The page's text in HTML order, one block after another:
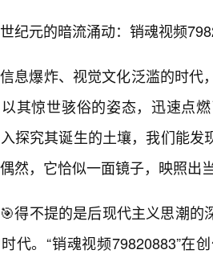
纪元的暗流涌动：销魂视频
息爆炸、视觉文化泛滥的时代
其惊世骇俗的姿态，迅速点
探究其诞生的土壤，我们能
然，它恰似一面镜子，映照出
得不提的是后现代主义思潮
代。“销魂视频79820883”在